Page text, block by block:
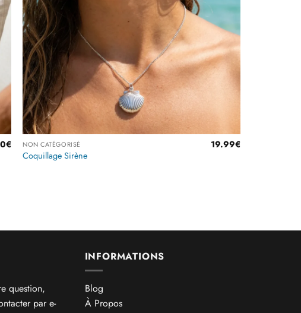
€Plage
prix :
NON CATÉGORISÉ
Coquillage Sirène
19.99€
question,
par e-
INFORMATIONS
Blog
À Propos